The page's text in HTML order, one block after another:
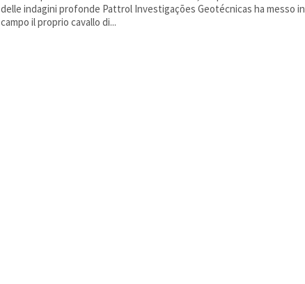
delle indagini profonde Pattrol Investigações Geotécnicas ha messo in
campo il proprio cavallo di...